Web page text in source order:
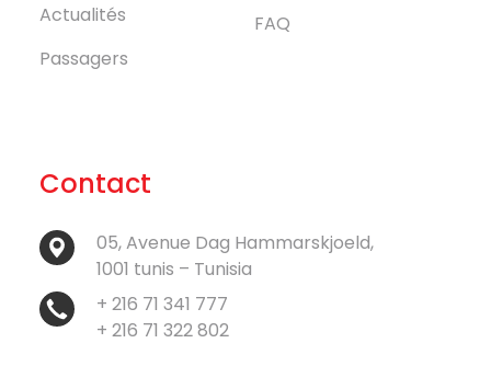
Actualités
Passagers
FAQ
Contact
05, Avenue Dag Hammarskjoeld,
1001 tunis – Tunisia
+ 216 71 341 777
+ 216 71 322 802